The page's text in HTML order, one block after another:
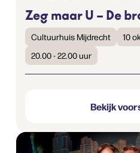
Zeg maar U – De
Cultuurhuis Mijdrecht 10
20.00 - 22.00 uur
Bekijk